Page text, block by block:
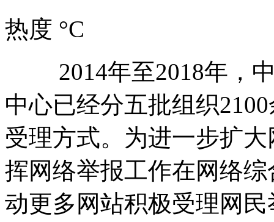
热度 °C
2014年至2018年，中
中心已经分五批组织
受理方式。为进一步扩
挥网络举报工作在网络
动更多网站积极受理网